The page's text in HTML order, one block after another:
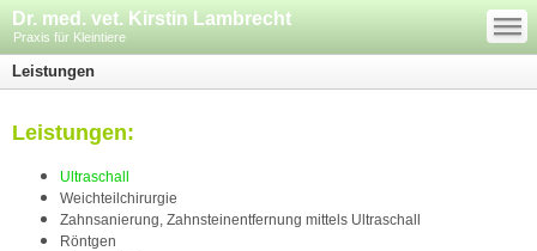
Dr. med. vet. Kirstin Lambrecht
Praxis für Kleintiere
—
—
—
Leistungen
Leistungen:
Ultraschall
Weichteilchirurgie
Zahnsanierung, Zahnsteinentfernung mittels Ultraschall
Röntgen